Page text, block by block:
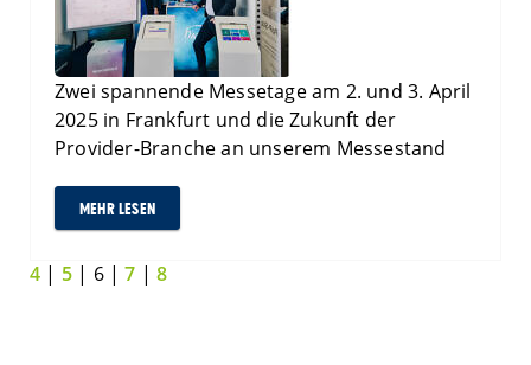
Zwei spannende Messetage am 2. und 3. April
2025 in Frankfurt und die Zukunft der
Provider-Branche an unserem Messestand
MEHR LESEN
4 | 5 | 6 |7 |8